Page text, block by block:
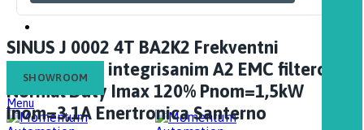
SHOWROOM
Menu
SINUS J 0002 4T BA2K2 Frekventni
regulator sa integrisanim A2 EMC filterom
Normal Duty Imax 120% Pnom=1,5kW
Inom=3,1A Enertronica Santerno